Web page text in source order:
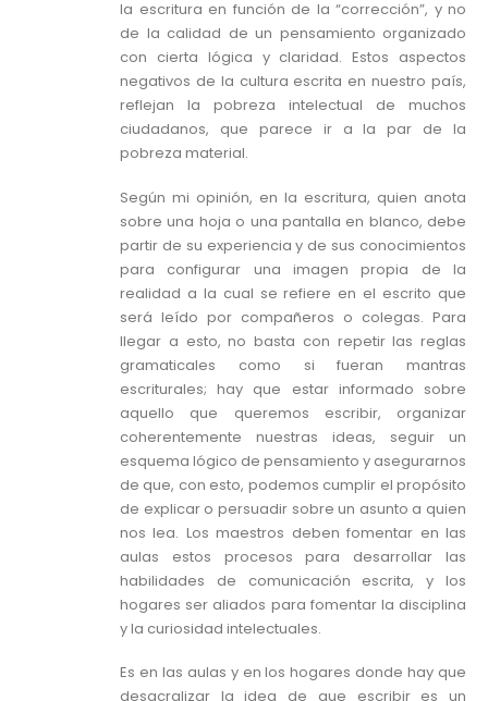
la escritura en función de la “corrección”, y no
de la calidad de un pensamiento organizado
con cierta lógica y claridad. Estos aspectos
negativos de la cultura escrita en nuestro país,
reflejan la pobreza intelectual de muchos
ciudadanos, que parece ir a la par de la
pobreza material.
Según mi opinión, en la escritura, quien anota
sobre una hoja o una pantalla en blanco, debe
partir de su experiencia y de sus conocimientos
para configurar una imagen propia de la
realidad a la cual se refiere en el escrito que
será leído por compañeros o colegas. Para
llegar a esto, no basta con repetir las reglas
gramaticales como si fueran mantras
escriturales; hay que estar informado sobre
aquello que queremos escribir, organizar
coherentemente nuestras ideas, seguir un
esquema lógico de pensamiento y asegurarnos
de que, con esto, podemos cumplir el propósito
de explicar o persuadir sobre un asunto a quien
nos lea. Los maestros deben fomentar en las
aulas estos procesos para desarrollar las
habilidades de comunicación escrita, y los
hogares ser aliados para fomentar la disciplina
y la curiosidad intelectuales.
Es en las aulas y en los hogares donde hay que
desacralizar la idea de que escribir es un